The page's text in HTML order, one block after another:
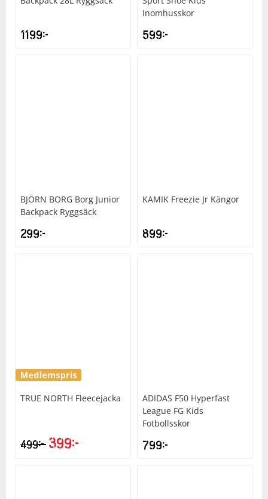
1199kr
Inomhusskor
599kr
BJÖRN BORG Borg Junior
Backpack Ryggsäck
299kr
KAMIK Freezie Jr Kängor
899kr
TRUE NORTH Fleecejacka
499kr 399kr
ADIDAS F50 Hyperfast
League FG Kids
Fotbollsskor
799kr